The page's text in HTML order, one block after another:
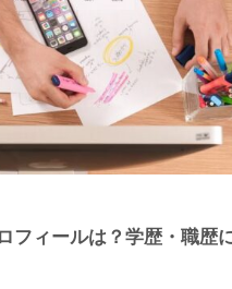
フィールは？学歴・職歴